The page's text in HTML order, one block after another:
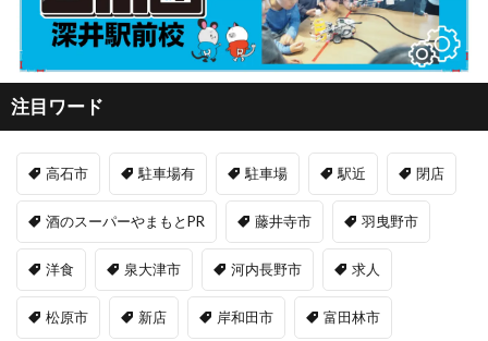
注目ワード
高石市 駐車場有 駐車場 駅近 閉店
酒のスーパーやまもとPR 藤井寺市 羽曳野市
洋食 泉大津市 河内長野市 求人
松原市 新店 岸和田市 富田林市